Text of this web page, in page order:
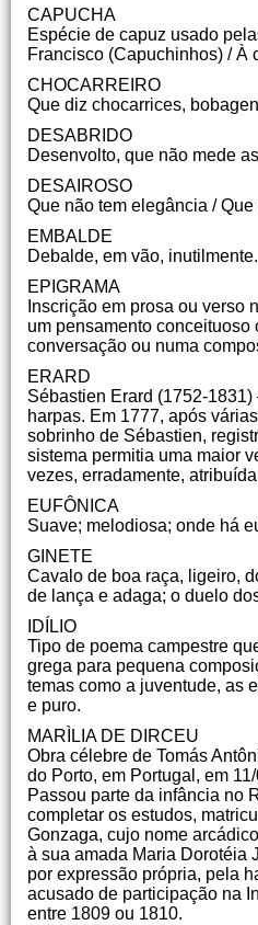
CAPUCHA
Espécie de capuz usado
Francisco (Capuchinhos) / À
CHOCARREIRO
Que diz chocarrices,
DESABRIDO
Desenvolto, que não mede
DESAIROSO
Que não tem elegância /
EMBALDE
Debalde, em vão, inutilmente.
EPIGRAMA
Inscrição em prosa ou verso
um pensamento
conversação ou numa
ERARD
Sébastien Erard (1752-
harpas. Em 1777, após
sobrinho de Sébastien,
sistema permitia uma maior
vezes, erradamente,
EUFÔNICA
Suave; melodiosa; onde há
GINETE
Cavalo de boa raça, ligeiro,
de lança e adaga; o duelo
IDÍLIO
Tipo de poema campestre
grega para pequena
temas como a juventude, as
e puro.
MARÌLIA DE DIRCEU
Obra célebre de Tomás
do Porto, em Portugal, em
Passou parte da infância no
completar os estudos,
Gonzaga, cujo nome
à sua amada Maria Dorotéia
por expressão própria, pela
acusado de participação na
entre 1809 ou 1810.